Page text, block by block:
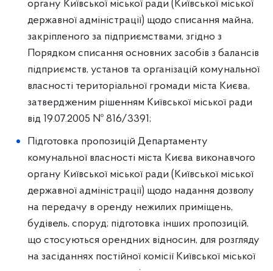
органу Київської міської ради (Київської міської
державної адміністрації) щодо списання майна,
закріпленого за підприємствами, згідно з
Порядком списання основних засобів з балансів
підприємств, установ та організацій комунальної
власності територіальної громади міста Києва,
затвердженим рішенням Київської міської ради
від 19.07.2005 № 816/3391;
Підготовка пропозицій Департаменту
комунальної власності міста Києва виконавчого
органу Київської міської ради (Київської міської
державної адміністрації) щодо надання дозволу
на передачу в оренду нежилих приміщень,
будівель, споруд; підготовка інших пропозицій,
що стосуються орендних відносин, для розгляду
на засіданнях постійної комісії Київської міської